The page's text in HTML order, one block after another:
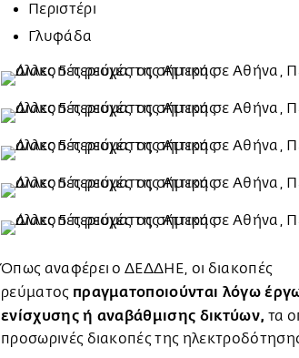
Περιστέρι
Γλυφάδα
Όπως αναφέρει ο ΔΕΔΔΗΕ, οι διακοπές
ρεύματος πραγματοποιούνται λόγω
ενίσχυσης ή αναβάθμισης δικτύων, τα
προσωρινές διακοπές της